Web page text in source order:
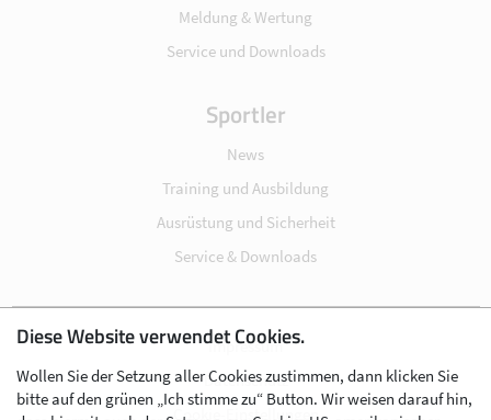
Meldung & Wertung
Service und Downloads
Sportler
News
Training und Ausbildung
Ausrüstung und Sicherheit
Service & Downloads
Impressum
Datenschutz
Cookie-Einstellungen
Diese Website verwendet Cookies.
Wollen Sie der Setzung aller Cookies zustimmen, dann klicken Sie
bitte auf den grünen „Ich stimme zu“ Button. Wir weisen darauf hin,